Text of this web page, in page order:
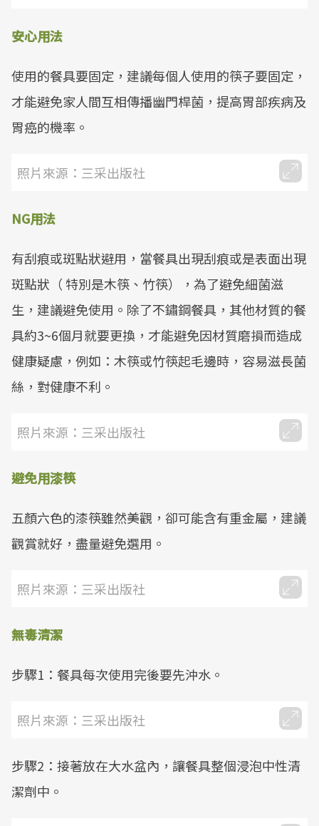
安心用法
使用的餐具要固定，建議每個人使用的筷子要固定，
才能避免家人間互相傳播幽門桿菌，提高胃部疾病及
胃癌的機率。
照片來源：三采出版社
NG用法
有刮痕或斑點狀避用，當餐具出現刮痕或是表面出現
斑點狀（ 特別是木筷、竹筷），為了避免細菌滋
生，建議避免使用。除了不鏽鋼餐具，其他材質的餐
具約3~6個月就要更換，才能避免因材質磨損而造成
健康疑慮，例如：木筷或竹筷起毛邊時，容易滋長菌
絲，對健康不利。
照片來源：三采出版社
避免用漆筷
五顏六色的漆筷雖然美觀，卻可能含有重金屬，建議
觀賞就好，盡量避免選用。
照片來源：三采出版社
無毒清潔
步驟1：餐具每次使用完後要先沖水。
照片來源：三采出版社
步驟2：接著放在大水盆內，讓餐具整個浸泡中性清
潔劑中。